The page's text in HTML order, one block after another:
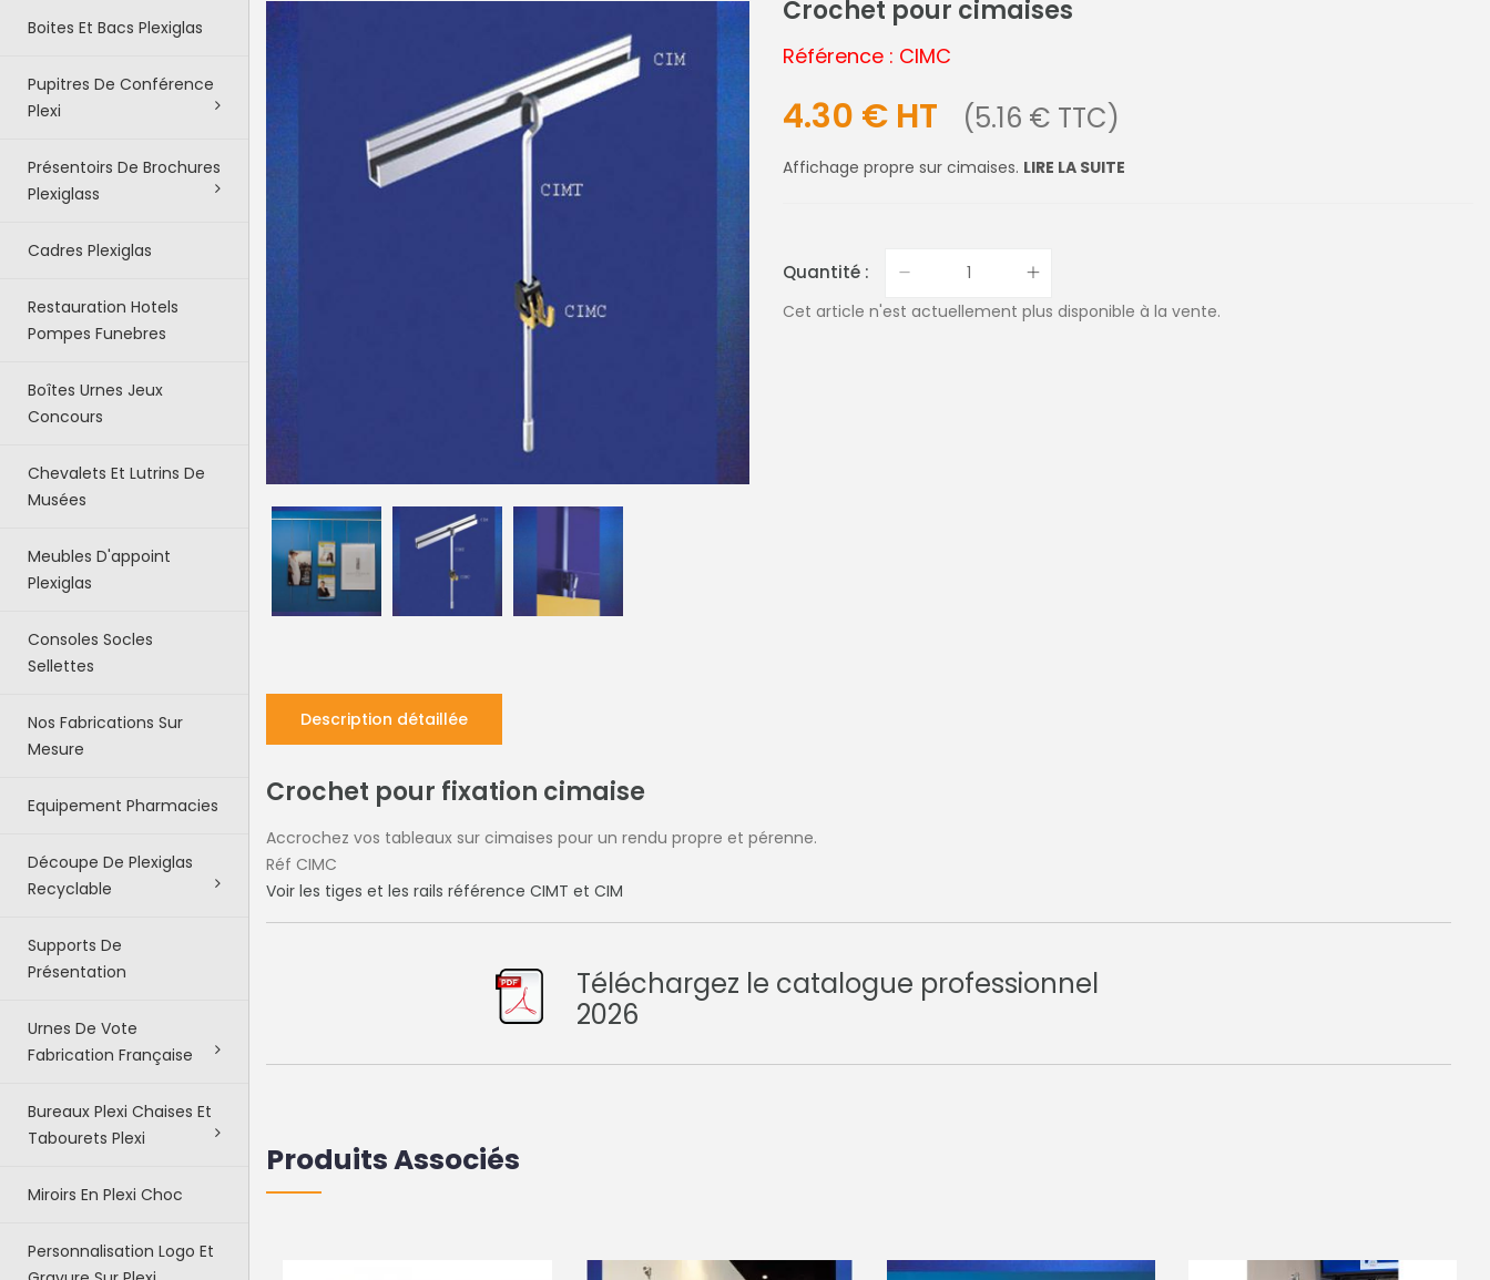
Boites Et Bacs Plexiglas
Pupitres De Conférence
Plexi
Présentoirs De Brochures
Plexiglass
Cadres Plexiglas
Restauration Hotels
Pompes Funebres
Boîtes Urnes Jeux
Concours
Chevalets Et Lutrins De
Musées
Meubles D'appoint
Plexiglas
Consoles Socles
Sellettes
Nos Fabrications Sur
Mesure
Equipement Pharmacies
Découpe De Plexiglas
Recyclable
Supports De
Présentation
Urnes De Vote
Fabrication Française
Bureaux Plexi Chaises Et
Tabourets Plexi
Miroirs En Plexi Choc
Personnalisation Logo Et
Crochet pour cimaises
Référence : CIMC
4.30 € HT (5.16 € TTC)
Affichage propre sur cimaises. LIRE LA SUITE
Quantité :
Cet article n'est actuellement plus disponible à la vente.
Description détaillée
Crochet pour fixation cimaise
Accrochez vos tableaux sur cimaises pour un rendu propre et pérenne.
Réf CIMC
Voir les tiges et les rails référence CIMT et CIM
Téléchargez le catalogue professionnel
2026
Produits Associés